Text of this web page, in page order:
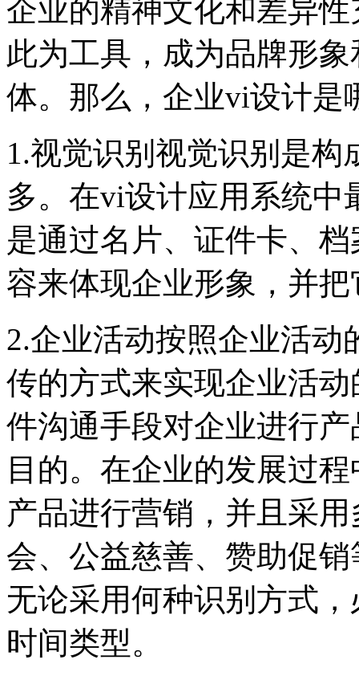
企业的精神文化和差异
此为工具，成为品牌形
体。那么，企业vi设计是
1.视觉识别视觉识别是
多。在vi设计应用系统中
是通过名片、证件卡、
容来体现企业形象，并
2.企业活动按照企业活
传的方式来实现企业活
件沟通手段对企业进行
目的。在企业的发展过
产品进行营销，并且采
会、公益慈善、赞助促
无论采用何种识别方式
时间类型。